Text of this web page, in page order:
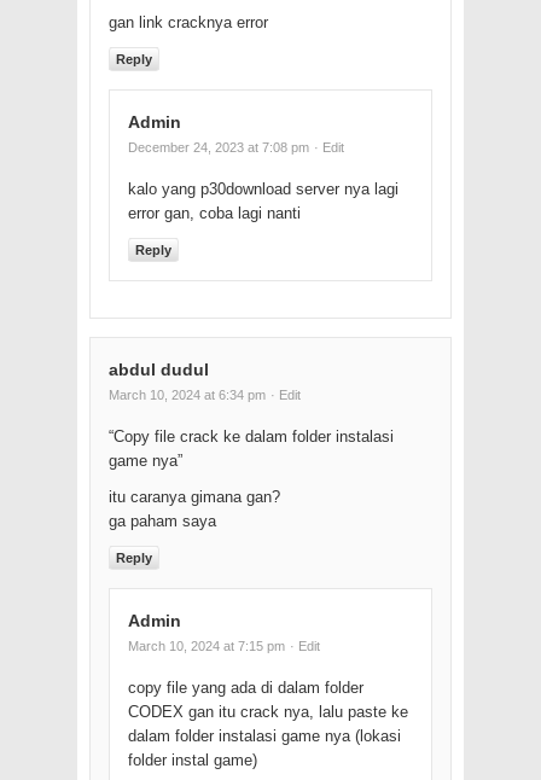
gan link cracknya error
Reply
Admin
December 24, 2023 at 7:08 pm · Edit
kalo yang p30download server nya lagi
error gan, coba lagi nanti
Reply
abdul dudul
March 10, 2024 at 6:34 pm · Edit
“Copy file crack ke dalam folder instalasi
game nya”
itu caranya gimana gan?
ga paham saya
Reply
Admin
March 10, 2024 at 7:15 pm · Edit
copy file yang ada di dalam folder
CODEX gan itu crack nya, lalu paste ke
dalam folder instalasi game nya (lokasi
folder instal game)